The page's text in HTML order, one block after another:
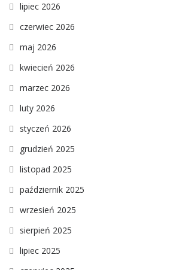
lipiec 2026
czerwiec 2026
maj 2026
kwiecień 2026
marzec 2026
luty 2026
styczeń 2026
grudzień 2025
listopad 2025
październik 2025
wrzesień 2025
sierpień 2025
lipiec 2025